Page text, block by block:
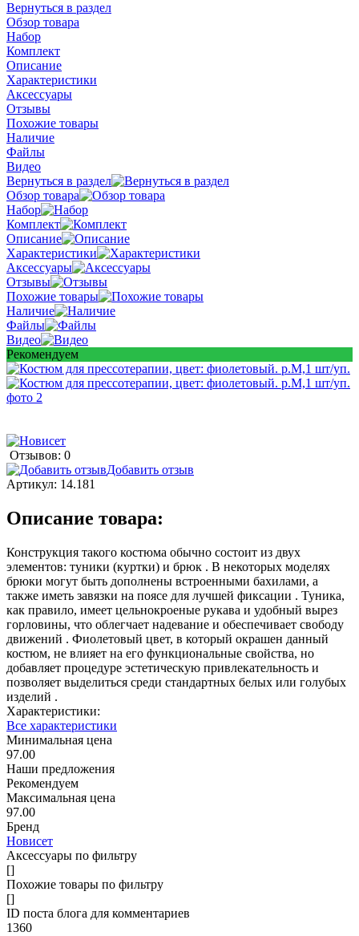
Вернуться в раздел
Обзор товара
Набор
Комплект
Описание
Характеристики
Аксессуары
Отзывы
Похожие товары
Наличие
Файлы
Видео
Вернуться в раздел
Обзор товара
Набор
Комплект
Описание
Характеристики
Аксессуары
Отзывы
Похожие товары
Наличие
Файлы
Видео
Рекомендуем
Отзывов: 0
Добавить отзыв
Артикул: 14.181
Описание товара:
Конструкция такого костюма обычно состоит из двух
элементов: туники (куртки) и брюк . В некоторых моделях
брюки могут быть дополнены встроенными бахилами, а
также иметь завязки на поясе для лучшей фиксации . Туника,
как правило, имеет цельнокроеные рукава и удобный вырез
горловины, что облегчает надевание и обеспечивает свободу
движений . Фиолетовый цвет, в который окрашен данный
костюм, не влияет на его функциональные свойства, но
добавляет процедуре эстетическую привлекательность и
позволяет выделиться среди стандартных белых или голубых
изделий .
Характеристики:
Все характеристики
Минимальная цена
97.00
Наши предложения
Рекомендуем
Максимальная цена
97.00
Бренд
Новисет
Аксессуары по фильтру
[]
Похожие товары по фильтру
[]
ID поста блога для комментариев
1360